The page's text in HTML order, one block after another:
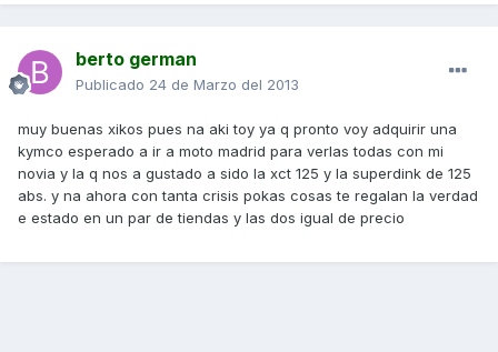
berto german
Publicado 24 de Marzo del 2013
muy buenas xikos pues na aki toy ya q pronto voy adquirir una
kymco esperado a ir a moto madrid para verlas todas con mi
novia y la q nos a gustado a sido la xct 125 y la superdink de 125
abs. y na ahora con tanta crisis pokas cosas te regalan la verdad
e estado en un par de tiendas y las dos igual de precio